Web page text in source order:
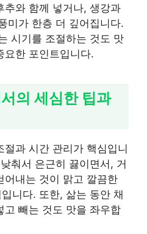
추와 함께 넣거나, 생강과
미가 한층 더 깊어집니다.
시기를 조절하는 것도 맛
요한 포인트입니다.
의 세심한 팁과
과 시간 관리가 핵심입니
춰서 은근히 끓이면서, 거
어내는 것이 맑고 깔끔한
니다. 또한, 삶는 동안 채
고 빼는 것도 맛을 좌우합